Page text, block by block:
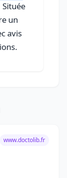
un
avis
www.doctolib.fr